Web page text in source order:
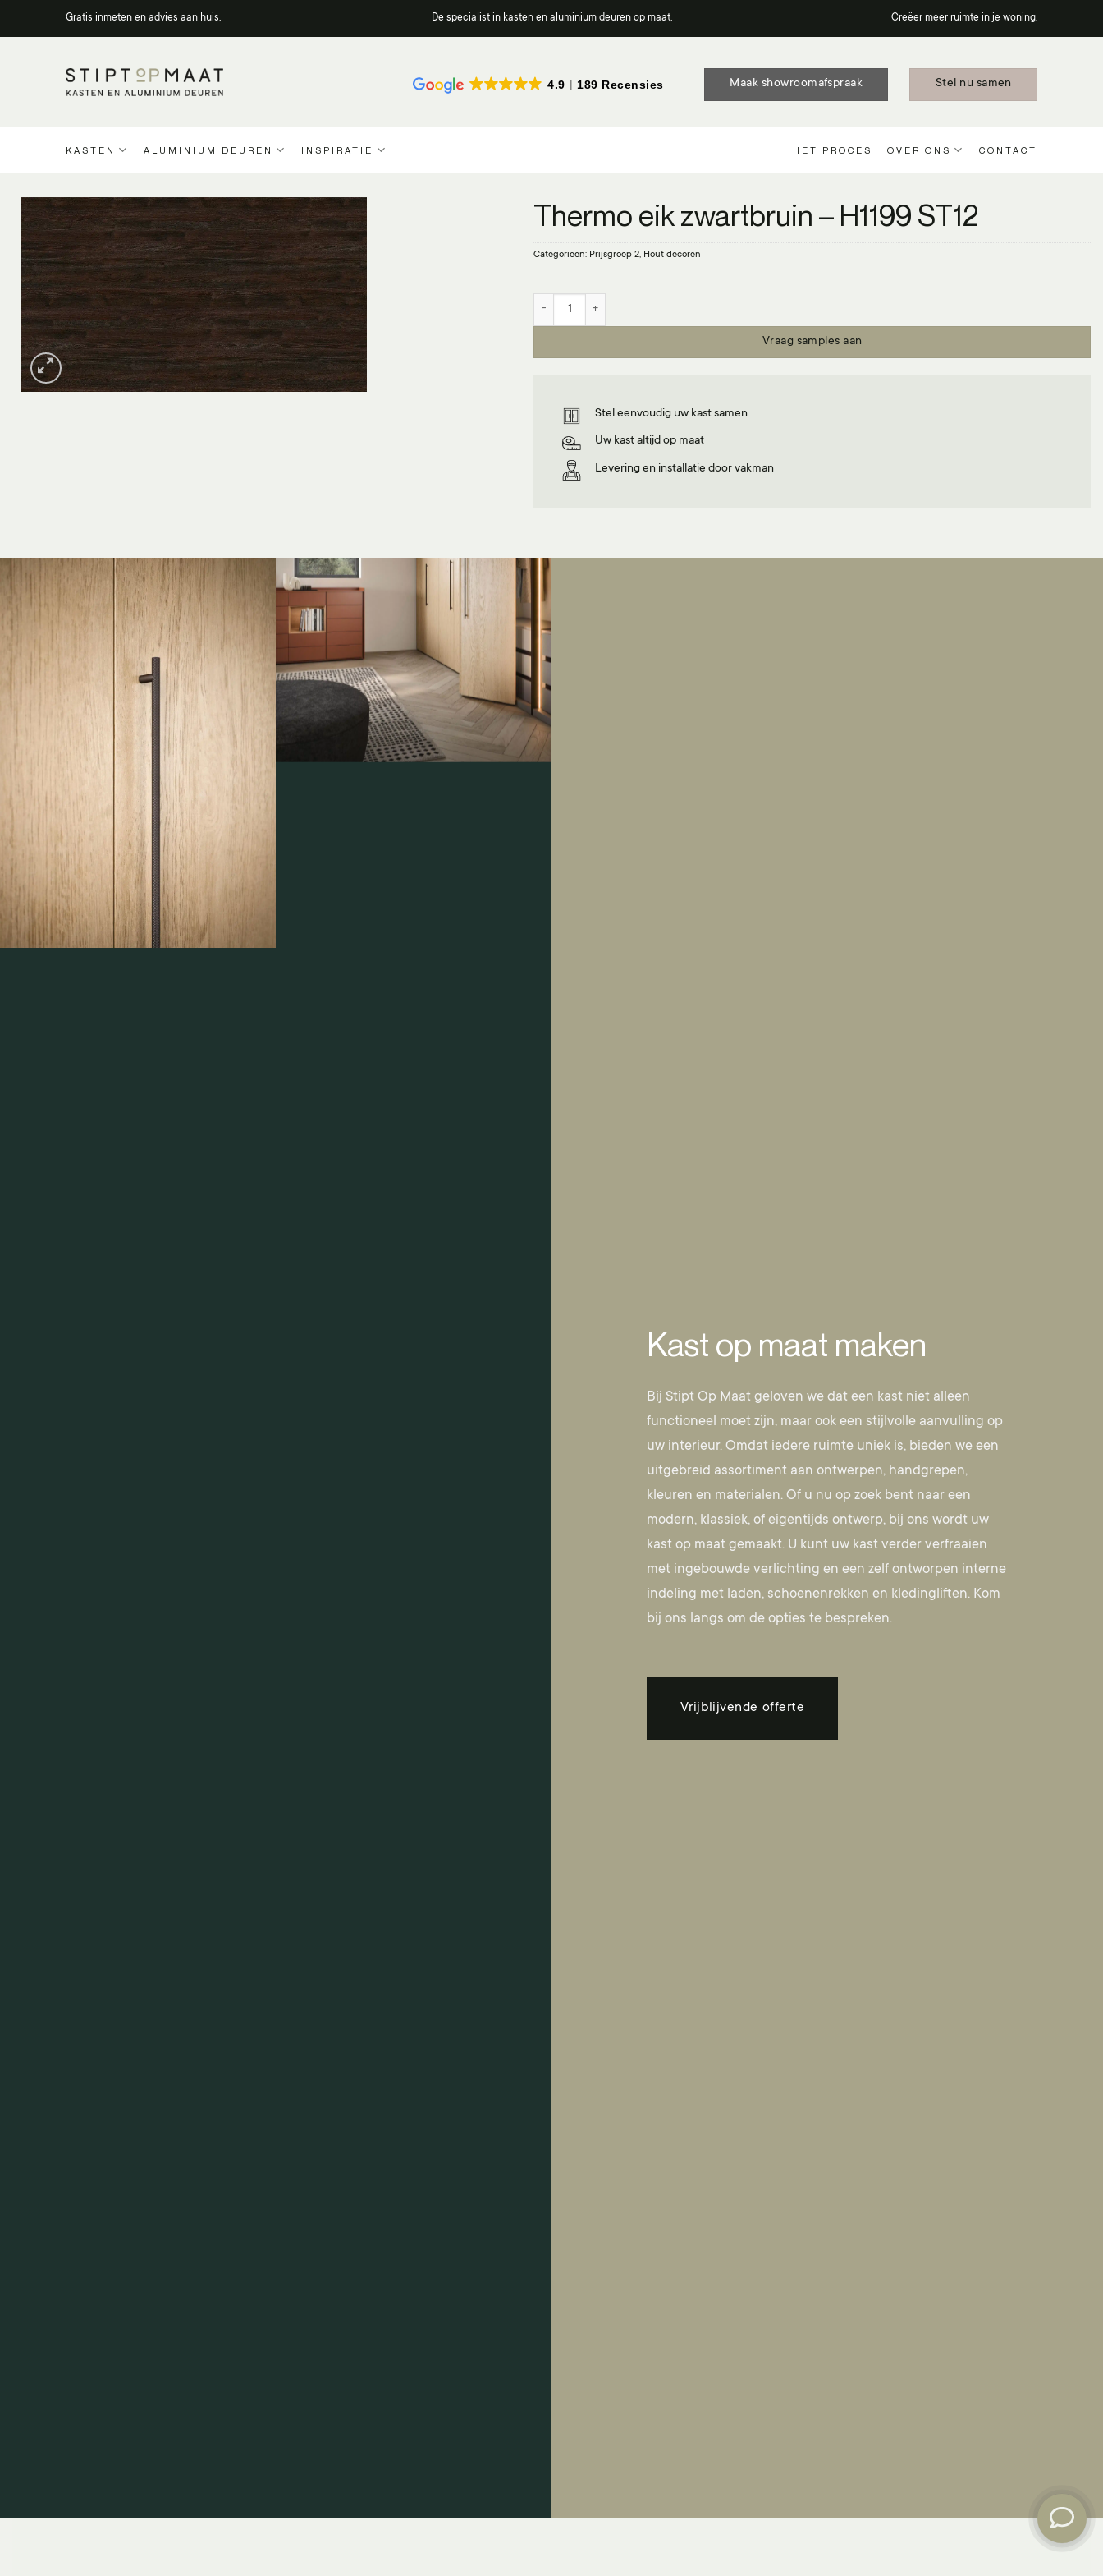
Gratis inmeten en advies aan huis. De specialist in kasten en aluminium deuren op maat. Creëer meer ruimte in je woning.
4.9 189 Recensies Maak showroomafspraak Stel nu samen
KASTEN ALUMINIUM DEUREN INSPIRATIE HET PROCES OVER ONS CONTACT
Thermo eik zwartbruin – H1199 ST12
Categorieën: Prijsgroep 2, Hout decoren
Thermo eik zwartbruin - H1199 ST12 aantal
Vraag samples aan
Stel eenvoudig uw kast samen
Uw kast altijd op maat
Levering en installatie door vakman
Kast op maat maken
Bij Stipt Op Maat geloven we dat een kast niet alleen
functioneel moet zijn, maar ook een stijlvolle aanvulling op
uw interieur. Omdat iedere ruimte uniek is, bieden we een
uitgebreid assortiment aan ontwerpen, handgrepen,
kleuren en materialen. Of u nu op zoek bent naar een
modern, klassiek, of eigentijds ontwerp, bij ons wordt uw
kast op maat gemaakt. U kunt uw kast verder verfraaien
met ingebouwde verlichting en een zelf ontworpen interne
indeling met laden, schoenenrekken en kledingliften. Kom
bij ons langs om de opties te bespreken.
Vrijblijvende offerte